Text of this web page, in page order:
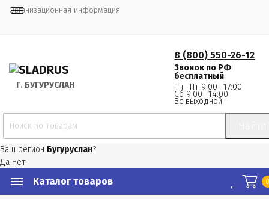
Организационная информация
Г. БУГУРУСЛАН
8 (800) 550-26-12
Звонок по РФ
бесплатный
Пн—Пт 9:00—17:00
Сб 9:00—14:00
Вс выходной
Ваш регион Бугуруслан?
Да Нет
Каталог товаров